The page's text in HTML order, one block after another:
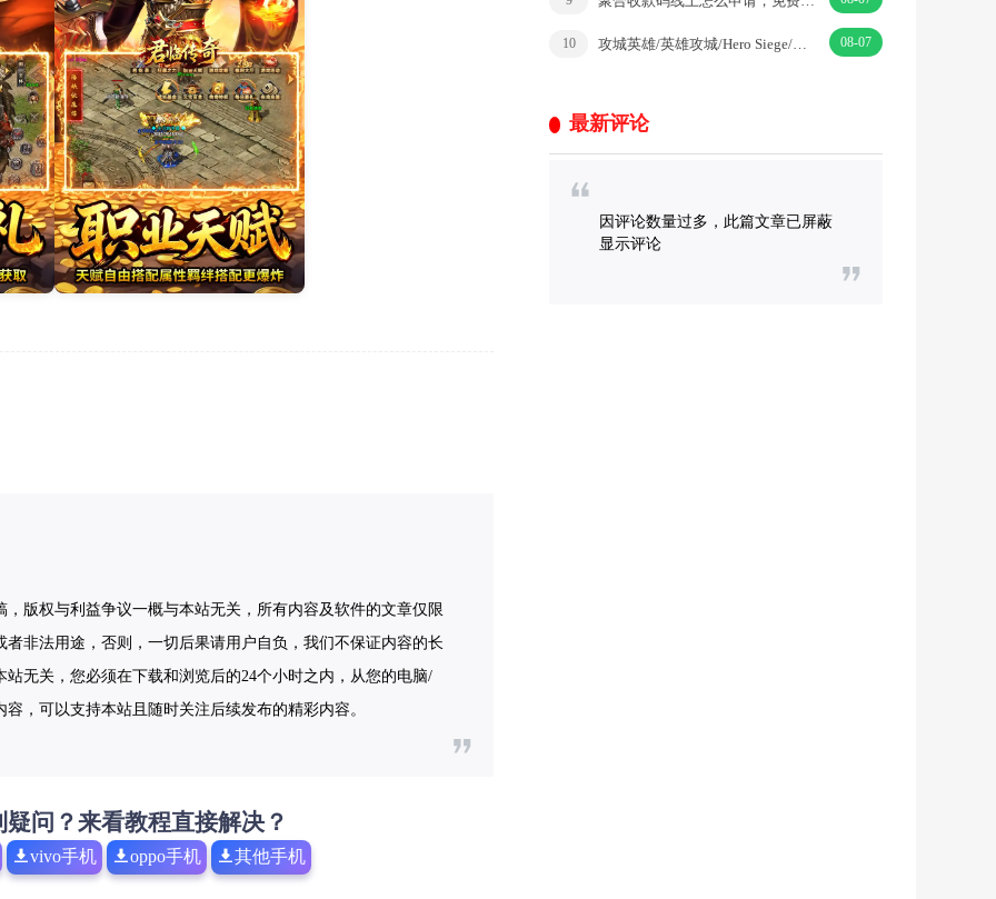
版权与利益争议一概与本站无关，所有内容及软件的文章仅限
非法用途，否则，一切后果请用户自负，我们不保证内容的长
无关，您必须在下载和浏览后的24个小时之内，从您的电脑/
，可以支持本站且随时关注后续发布的精彩内容。
问？来看教程直接解决？
vivo手机 oppo手机 其他手机
10 攻城英雄/英雄攻城/Hero Siege/动作冒险 08-07
最新评论
因评论数量过多，此篇文章已屏蔽
显示评论